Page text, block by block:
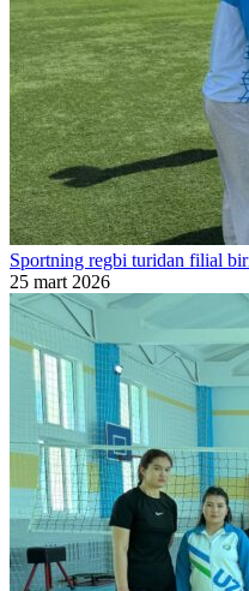
Sportning regbi turidan filial
25 mart 2026